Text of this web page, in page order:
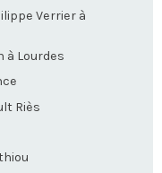
Verrier à
à Lourdes
Riès